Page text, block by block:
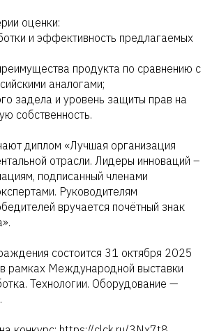
оценки:
и эффективность предлагаемых
продукта по сравнению с
аналогами;
задела и уровень защиты прав на
собственность.
диплом «Лучшая организация
отрасли. Лидеры инноваций –
подписанный членами
Руководителям
вручается почётный знак
состоится 31 октября 2025
рамках Международной выставки
Технологии. Оборудование —